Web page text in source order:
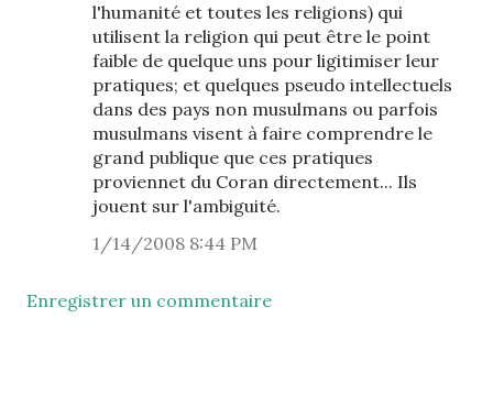
l'humanité et toutes les religions) qui
utilisent la religion qui peut être le point
faible de quelque uns pour ligitimiser leur
pratiques; et quelques pseudo intellectuels
dans des pays non musulmans ou parfois
musulmans visent à faire comprendre le
grand publique que ces pratiques
proviennet du Coran directement... Ils
jouent sur l'ambiguité.
1/14/2008 8:44 PM
Enregistrer un commentaire